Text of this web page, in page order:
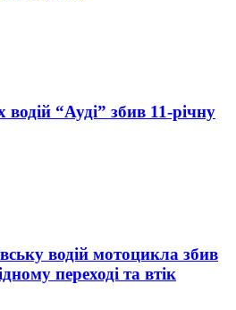
“Ауді” збив 11-річну
водій мотоцикла збив
переході та втік